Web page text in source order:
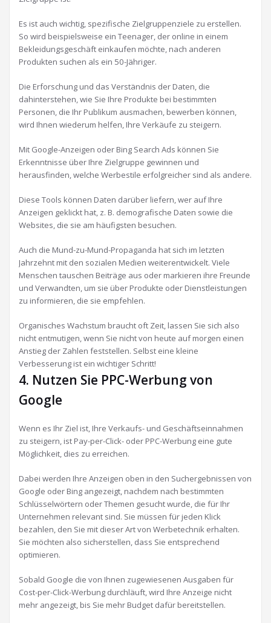
Es ist auch wichtig, spezifische Zielgruppenziele zu erstellen.
So wird beispielsweise ein Teenager, der online in einem
Bekleidungsgeschäft einkaufen möchte, nach anderen
Produkten suchen als ein 50-Jähriger.
Die Erforschung und das Verständnis der Daten, die
dahinterstehen, wie Sie Ihre Produkte bei bestimmten
Personen, die Ihr Publikum ausmachen, bewerben können,
wird Ihnen wiederum helfen, Ihre Verkäufe zu steigern.
Mit Google-Anzeigen oder Bing Search Ads können Sie
Erkenntnisse über Ihre Zielgruppe gewinnen und
herausfinden, welche Werbestile erfolgreicher sind als andere.
Diese Tools können Daten darüber liefern, wer auf Ihre
Anzeigen geklickt hat, z. B. demografische Daten sowie die
Websites, die sie am häufigsten besuchen.
Auch die Mund-zu-Mund-Propaganda hat sich im letzten
Jahrzehnt mit den sozialen Medien weiterentwickelt. Viele
Menschen tauschen Beiträge aus oder markieren ihre Freunde
und Verwandten, um sie über Produkte oder Dienstleistungen
zu informieren, die sie empfehlen.
Organisches Wachstum braucht oft Zeit, lassen Sie sich also
nicht entmutigen, wenn Sie nicht von heute auf morgen einen
Anstieg der Zahlen feststellen. Selbst eine kleine
Verbesserung ist ein wichtiger Schritt!
4. Nutzen Sie PPC-Werbung von
Google
Wenn es Ihr Ziel ist, Ihre Verkaufs- und Geschäftseinnahmen
zu steigern, ist Pay-per-Click- oder PPC-Werbung eine gute
Möglichkeit, dies zu erreichen.
Dabei werden Ihre Anzeigen oben in den Suchergebnissen von
Google oder Bing angezeigt, nachdem nach bestimmten
Schlüsselwörtern oder Themen gesucht wurde, die für Ihr
Unternehmen relevant sind. Sie müssen für jeden Klick
bezahlen, den Sie mit dieser Art von Werbetechnik erhalten.
Sie möchten also sicherstellen, dass Sie entsprechend
optimieren.
Sobald Google die von Ihnen zugewiesenen Ausgaben für
Cost-per-Click-Werbung durchläuft, wird Ihre Anzeige nicht
mehr angezeigt, bis Sie mehr Budget dafür bereitstellen.